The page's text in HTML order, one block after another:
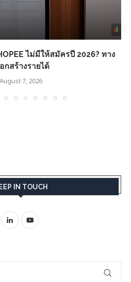
ไม่มีให้สมัครปี 2026? ทาง
กสร้างรายได้
August 7, 2026
IN TOUCH